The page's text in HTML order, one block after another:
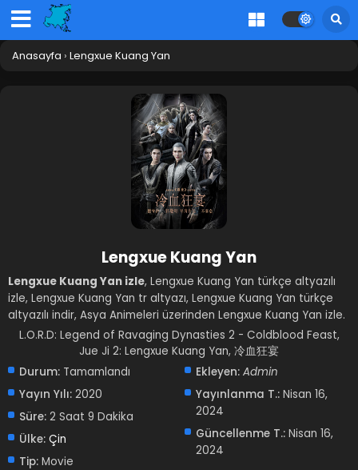
Anasayfa › Lengxue Kuang Yan
Lengxue Kuang Yan
Lengxue Kuang Yan izle, Lengxue Kuang Yan türkçe altyazılı
izle, Lengxue Kuang Yan tr altyazı, Lengxue Kuang Yan türkçe
altyazılı indir, Asya Animeleri üzerinden Lengxue Kuang Yan izle.
L.O.R.D: Legend of Ravaging Dynasties 2 - Coldblood Feast,
Jue Ji 2: Lengxue Kuang Yan, 冷血狂宴
Durum: Tamamlandı
Yayın Yılı: 2020
Süre: 2 Saat 9 Dakika
Ülke: Çin
Tip: Movie
Ekleyen: Admin
Yayınlanma T.: Nisan 16,
2024
Güncellenme T.: Nisan 16,
2024